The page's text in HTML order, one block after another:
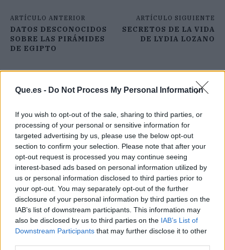
Que.es - Do Not Process My Personal Information
If you wish to opt-out of the sale, sharing to third parties, or
processing of your personal or sensitive information for
targeted advertising by us, please use the below opt-out
section to confirm your selection. Please note that after your
opt-out request is processed you may continue seeing
interest-based ads based on personal information utilized by
us or personal information disclosed to third parties prior to
your opt-out. You may separately opt-out of the further
disclosure of your personal information by third parties on the
IAB’s list of downstream participants. This information may
also be disclosed by us to third parties on the IAB’s List of
Downstream Participants that may further disclose it to other
ARTÍCULO ANTERIOR
DATOS DESCONOCIDOS
SOBRE LAS PIRÁMIDES
DE EGIPTO
ARTÍCULO SIGUIENTE
SECRETOS DE LA VIDA
DE LYDIA LOZANO
Publicidad